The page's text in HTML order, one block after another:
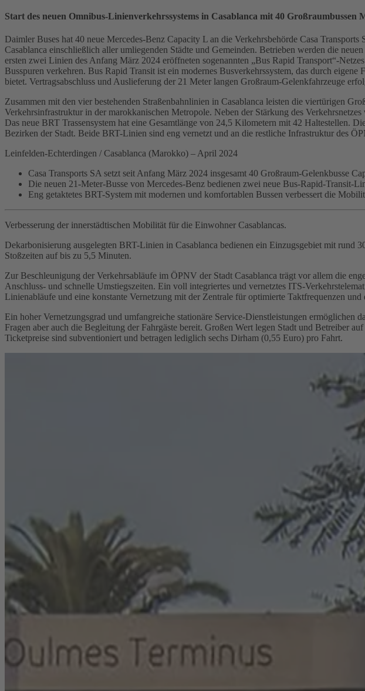
Start des neuen Omnibus-Linienverkehrssystems in Casablanca mit 40 Großraumbussen
Daimler Buses hat 40 neue Mercedes-Benz Capacity L an die Verkehrsbehörde Casa
Casablanca einschließlich aller umliegenden Städte und Gemeinden. Betrieben werden die
ersten zwei Linien des Anfang März 2024 eröffneten sogenannten „Bus Rapid Transport“-
Busspuren verkehren. Bus Rapid Transit ist ein modernes Busverkehrssystem, das durch
bietet. Vertragsabschluss und Auslieferung der 21 Meter langen Großraum-Gelenkfahrzeuge
Zusammen mit den vier bestehenden Straßenbahnlinien in Casablanca leisten die viertürigen
Verkehrsinfrastruktur in der marokkanischen Metropole. Neben der Stärkung des
Das neue BRT Trassensystem hat eine Gesamtlänge von 24,5 Kilometern mit 42 Haltestellen.
Bezirken der Stadt. Beide BRT-Linien sind eng vernetzt und an die restliche Infrastruktur des
Leinfelden-Echterdingen / Casablanca (Marokko) – April 2024
Casa Transports SA setzt seit Anfang März 2024 insgesamt 40 Großraum-Gelenkbusse
Die neuen 21-Meter-Busse von Mercedes-Benz bedienen zwei neue Bus-Rapid-
Eng getaktetes BRT-System mit modernen und komfortablen Bussen verbessert die
Verbesserung der innerstädtischen Mobilität für die Einwohner Casablancas.
Dekarbonisierung ausgelegten BRT-Linien in Casablanca bedienen ein Einzugsgebiet mit
Stoßzeiten auf bis zu 5,5 Minuten.
Zur Beschleunigung der Verkehrsabläufe im ÖPNV der Stadt Casablanca trägt vor allem die
Anschluss- und schnelle Umstiegszeiten. Ein voll integriertes und vernetztes ITS-
Linienabläufe und eine konstante Vernetzung mit der Zentrale für optimierte Taktfrequenzen
Ein hoher Vernetzungsgrad und umfangreiche stationäre Service-Dienstleistungen
Fragen aber auch die Begleitung der Fahrgäste bereit. Großen Wert legen Stadt und Betreiber
Ticketpreise sind subventioniert und betragen lediglich sechs Dirham (0,55 Euro) pro Fahrt.